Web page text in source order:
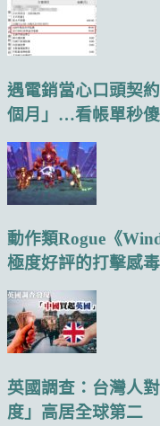
遇電銷當心口頭契
個月」…看帳單秒
動作類Rogue《
極度好評的打擊感
英國調查：台灣人
度」高居全球第二